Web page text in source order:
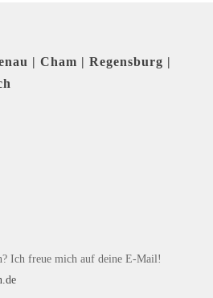
| Cham | Regensburg |
Ich freue mich auf deine E-Mail!